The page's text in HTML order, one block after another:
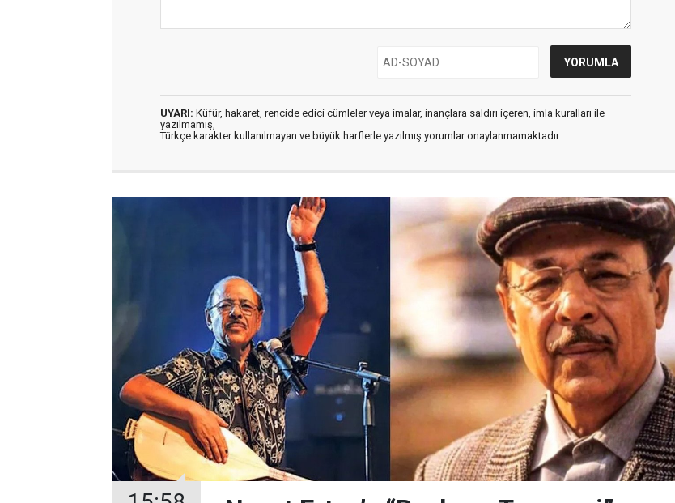
UYARI: Küfür, hakaret, rencide edici cümleler veya imalar, inançlara saldırı içeren, imla kuralları ile
yazılmamış,
Türkçe karakter kullanılmayan ve büyük harflerle yazılmış yorumlar onaylanmamaktadır.